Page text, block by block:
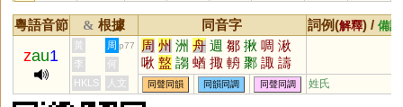
粵語音節 & 根據 同音字 詞例(解釋) / 備註
zau1
黃 周 p77 周 州 洲 舟 週 鄒 揪 啁 湫
啾 盩 謅 蝤 掫 輈 鄹 諏 譸
鵃 齱 棷 菆 緅 賙 輖 鯫 黀
騶 揫 齺 淍 徟 婤 珘 騆 揂
李
何
HKLS
人文 同聲同韻 同韻同調 同聲同調 姓氏